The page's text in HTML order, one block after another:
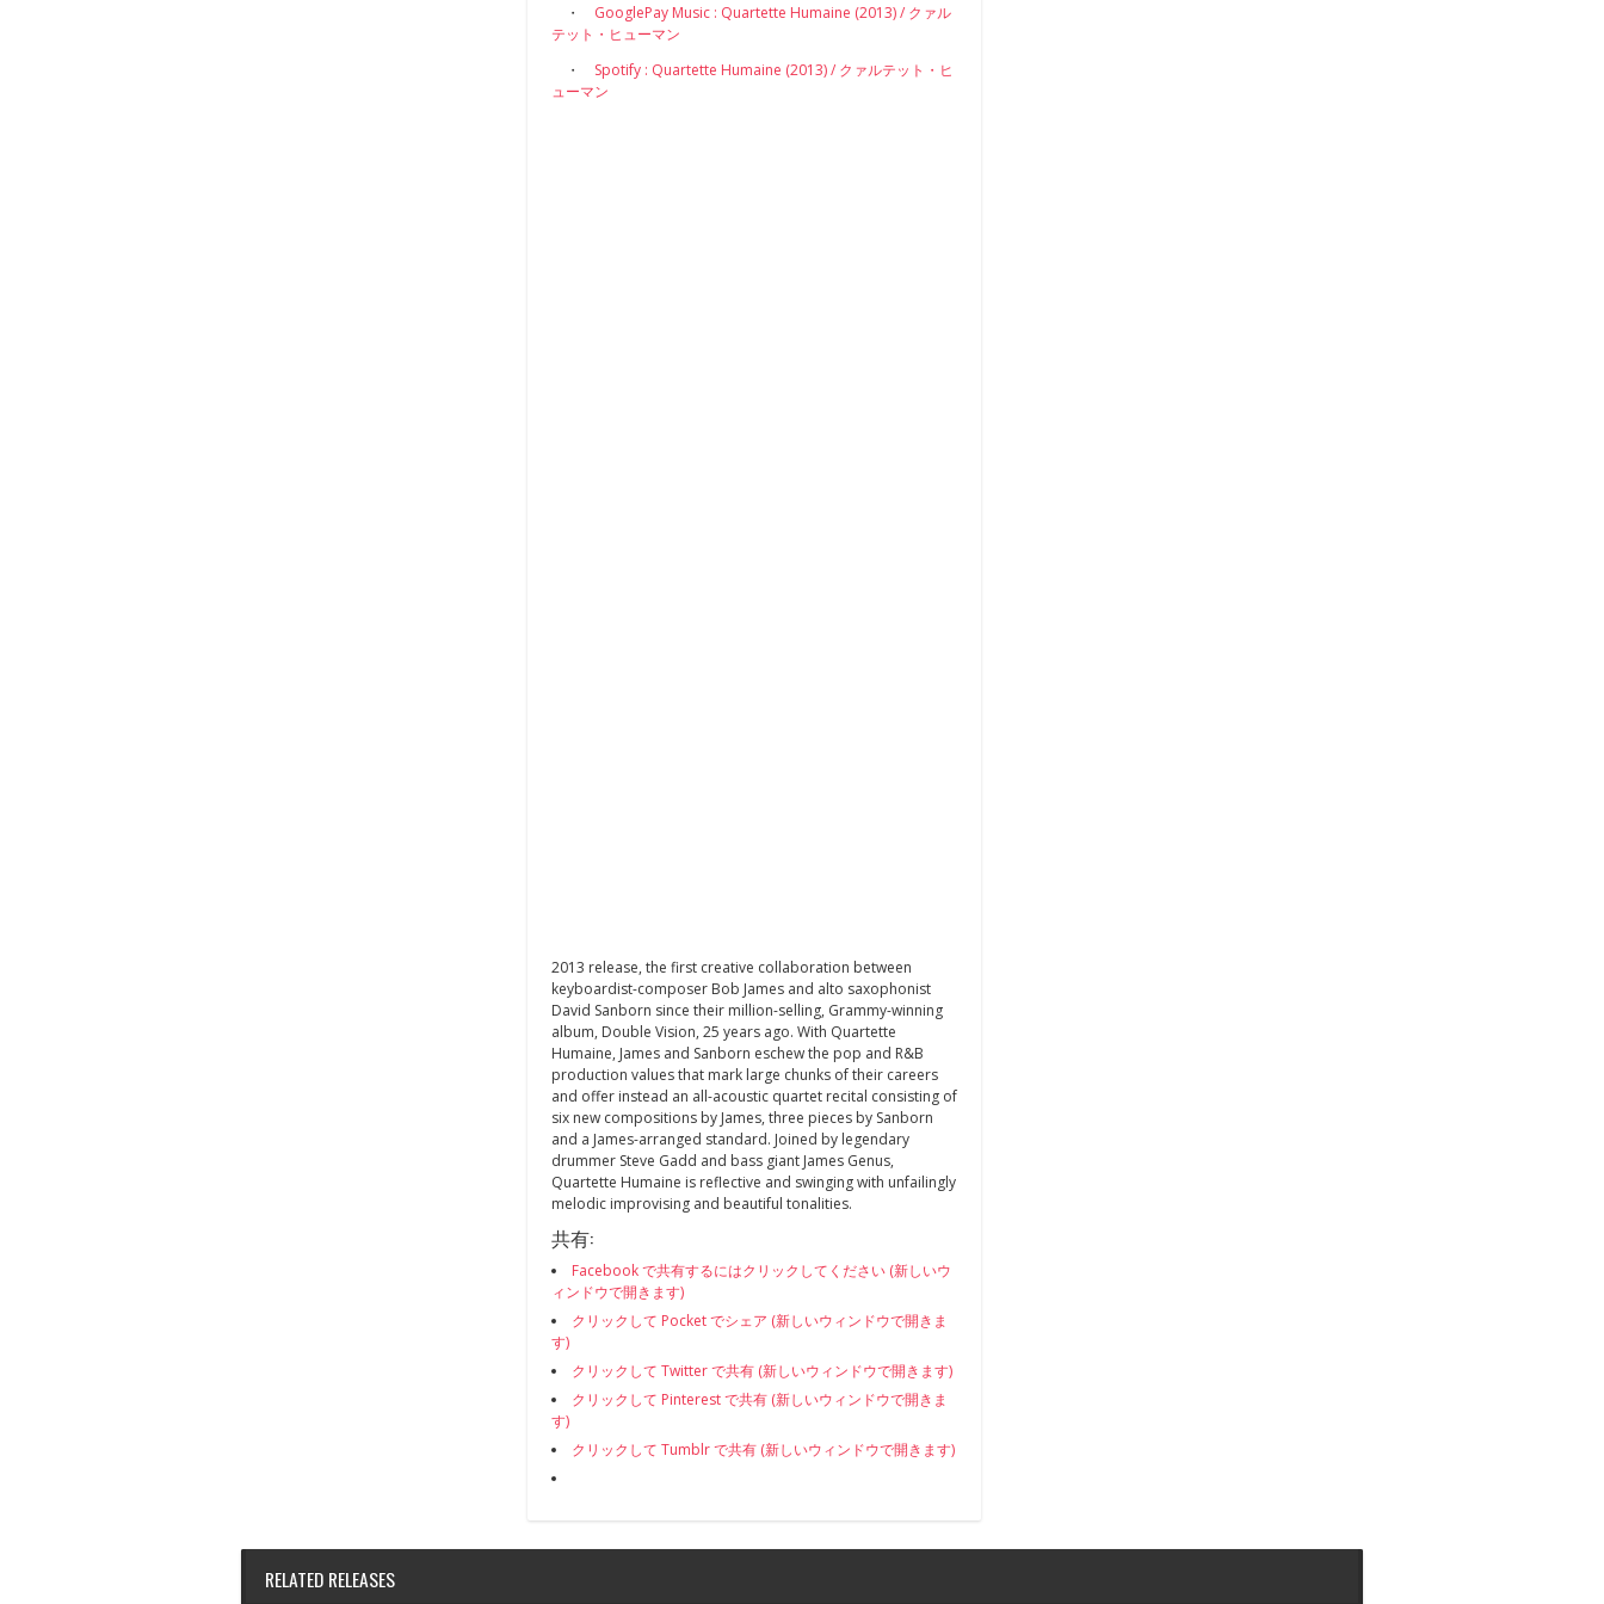
・ GooglePay Music : Quartette Humaine (2013) / クァル
テット・ヒューマン
・ Spotify : Quartette Humaine (2013) / クァルテット・ヒ
ューマン
2013 release, the first creative collaboration between
keyboardist-composer Bob James and alto saxophonist
David Sanborn since their million-selling, Grammy-winning
album, Double Vision, 25 years ago. With Quartette
Humaine, James and Sanborn eschew the pop and R&B
production values that mark large chunks of their careers
and offer instead an all-acoustic quartet recital consisting of
six new compositions by James, three pieces by Sanborn
and a James-arranged standard. Joined by legendary
drummer Steve Gadd and bass giant James Genus,
Quartette Humaine is reflective and swinging with unfailingly
melodic improvising and beautiful tonalities.
共有:
Facebook で共有するにはクリックしてください (新しいウ
ィンドウで開きます)
クリックして Pocket でシェア (新しいウィンドウで開きま
す)
クリックして Twitter で共有 (新しいウィンドウで開きます)
クリックして Pinterest で共有 (新しいウィンドウで開きま
す)
クリックして Tumblr で共有 (新しいウィンドウで開きます)
RELATED RELEASES